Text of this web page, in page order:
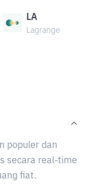
LA
Lagrange
populer dan
secara real-time
fiat.